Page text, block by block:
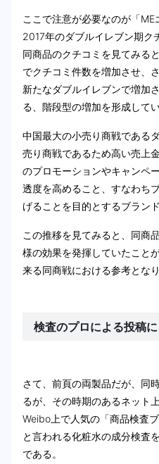
ここで注意が必要なのが「
2017年のダブルイレブン期ク
同商品のクチコミを見てみる
でクチコミ件数を増加させ、
新たなダブルイレブンで増加
る、階段型の増加を形成して
中国最大の小売り商戦である
売り商戦であるため高い売上
のプロモーションやキャンペ
透度を高めること、すなわち
げることを目的とするブランド
この推移を見てみると、同商
様の効果を発揮していたこと
来る同商戦における参考とな
検査のプロによる投稿
さて、前頁の両製品だが、同
るが、その時期のあるネット
Weibo上で人気の「商品検査
と言われる化粧水の成分検査
である。